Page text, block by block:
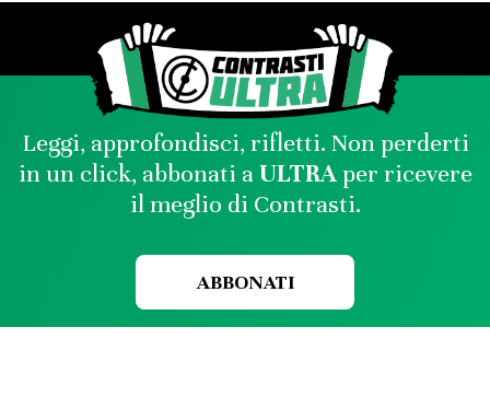
Leggi, approfondisci, rifletti. Non perderti
in un click, abbonati aULTRAper ricevere
il meglio di Contrasti.
ABBONATI